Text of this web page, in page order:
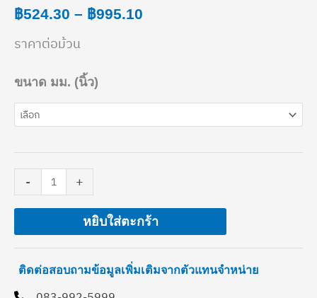
฿524.30 – ฿995.10
ราคาต่อม้วน
ขนาด มม. (นิ้ว)
-
ลาย
ลูกฟูก
ร้อย
(เหลือง)
ชิ้น
+
หยิบใส่ตะกร้า
ติดต่อสอบถามข้อมูลเพิ่มเติมจากตัวแทนจำหน่าย